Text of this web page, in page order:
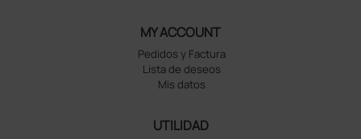
MY ACCOUNT
Pedidos y Factura
Lista de deseos
Mis datos
UTILIDAD